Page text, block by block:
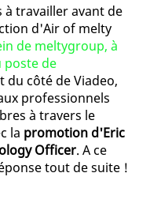
travailler avant de
d'Air of melty
de meltygroup, à
poste de
du côté de Viadeo,
professionnels
à travers le
la promotion d'Eric
Officer. A ce
tout de suite !